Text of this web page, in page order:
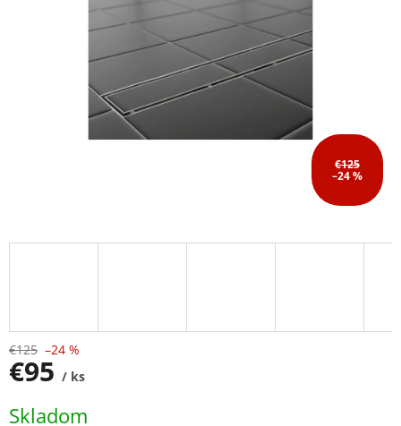
€125
–24 %
€125 –24 %
€95 / ks
cena:
Skladom